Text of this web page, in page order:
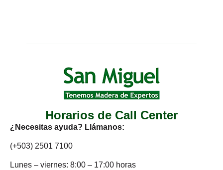
Horarios de Call Center
¿Necesitas ayuda? Llámanos:
(+503) 2501 7100
Lunes – viernes: 8:00 – 17:00 horas